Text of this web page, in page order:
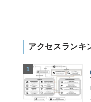
アクセスランキ